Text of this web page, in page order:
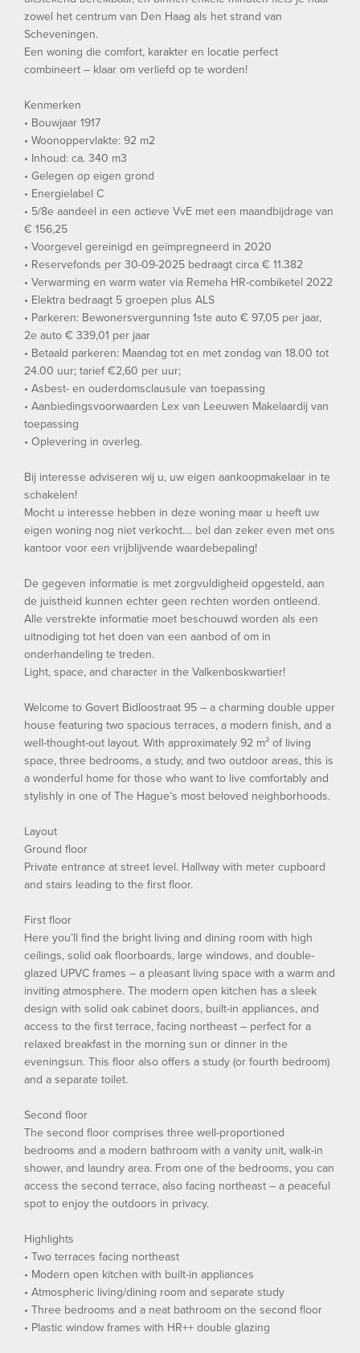
zowel het centrum van Den Haag als het strand van
Scheveningen.
Een woning die comfort, karakter en locatie perfect
combineert – klaar om verliefd op te worden!
Kenmerken
• Bouwjaar 1917
• Woonoppervlakte: 92 m2
• Inhoud: ca. 340 m3
• Gelegen op eigen grond
• Energielabel C
• 5/8e aandeel in een actieve VvE met een maandbijdrage van
€ 156,25
• Voorgevel gereinigd en geïmpregneerd in 2020
• Reservefonds per 30-09-2025 bedraagt circa € 11.382
• Verwarming en warm water via Remeha HR-combiketel 2022
• Elektra bedraagt 5 groepen plus ALS
• Parkeren: Bewonersvergunning 1ste auto € 97,05 per jaar,
2e auto € 339,01 per jaar
• Betaald parkeren: Maandag tot en met zondag van 18.00 tot
24.00 uur; tarief €2,60 per uur;
• Asbest- en ouderdomsclausule van toepassing
• Aanbiedingsvoorwaarden Lex van Leeuwen Makelaardij van
toepassing
• Oplevering in overleg.
Bij interesse adviseren wij u, uw eigen aankoopmakelaar in te
schakelen!
Mocht u interesse hebben in deze woning maar u heeft uw
eigen woning nog niet verkocht.... bel dan zeker even met ons
kantoor voor een vrijblijvende waardebepaling!
De gegeven informatie is met zorgvuldigheid opgesteld, aan
de juistheid kunnen echter geen rechten worden ontleend.
Alle verstrekte informatie moet beschouwd worden als een
uitnodiging tot het doen van een aanbod of om in
onderhandeling te treden.
Light, space, and character in the Valkenboskwartier!
Welcome to Govert Bidloostraat 95 – a charming double upper
house featuring two spacious terraces, a modern finish, and a
well-thought-out layout. With approximately 92 m² of living
space, three bedrooms, a study, and two outdoor areas, this is
a wonderful home for those who want to live comfortably and
stylishly in one of The Hague’s most beloved neighborhoods.
Layout
Ground floor
Private entrance at street level. Hallway with meter cupboard
and stairs leading to the first floor.
First floor
Here you’ll find the bright living and dining room with high
ceilings, solid oak floorboards, large windows, and double-
glazed UPVC frames – a pleasant living space with a warm and
inviting atmosphere. The modern open kitchen has a sleek
design with solid oak cabinet doors, built-in appliances, and
access to the first terrace, facing northeast – perfect for a
relaxed breakfast in the morning sun or dinner in the
eveningsun. This floor also offers a study (or fourth bedroom)
and a separate toilet.
Second floor
The second floor comprises three well-proportioned
bedrooms and a modern bathroom with a vanity unit, walk-in
shower, and laundry area. From one of the bedrooms, you can
access the second terrace, also facing northeast – a peaceful
spot to enjoy the outdoors in privacy.
Highlights
• Two terraces facing northeast
• Modern open kitchen with built-in appliances
• Atmospheric living/dining room and separate study
• Three bedrooms and a neat bathroom on the second floor
• Plastic window frames with HR++ double glazing